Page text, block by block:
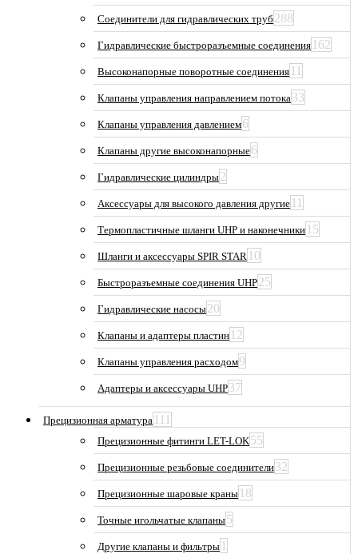
Соединители для гидравлических труб 288
Гидравлические быстроразъемные соединения 162
Высоконапорные поворотные соединения 11
Клапаны управления направлением потока33
Клапаны управления давлением6
Клапаны другие высоконапорные6
Гидравлические цилиндры2
Аксессуары для высокого давления другие 11
Термопластичные шланги UHP и наконечники 15
Шланги и аксессуары SPIR STAR 10
Быстроразъемные соединения UHP25
Гидравлические насосы20
Клапаны и адаптеры пластин 12
Клапаны управления расходом9
Адаптеры и аксессуары UHP37
Прецизионная арматура 111
Прецизионные фитинги LET-LOK55
Прецизионные резьбовые соединители32
Прецизионные шаровые краны 18
Точные игольчатые клапаны5
Другие клапаны и фильтры 1